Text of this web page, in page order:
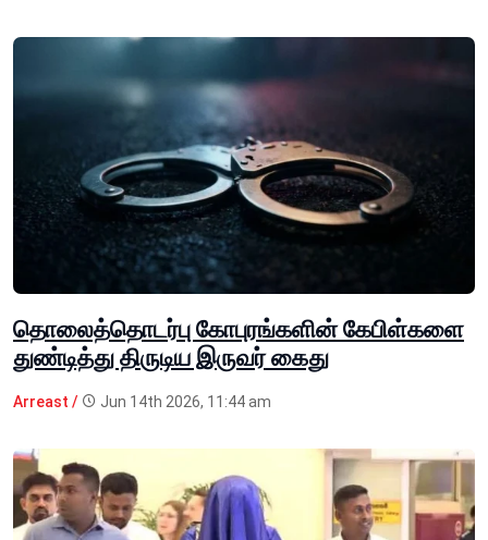
தொலைத்தொடர்பு கோபுரங்களின் கேபிள்களை
துண்டித்து திருடிய இருவர் கைது
Arreast / Jun 14th 2026, 11:44 am